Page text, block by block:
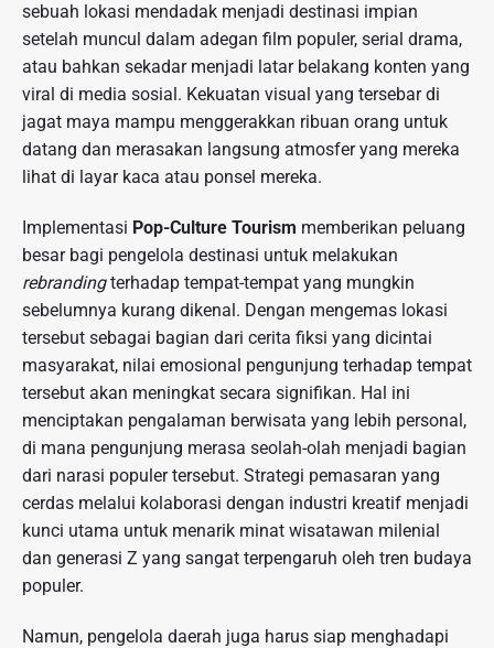
sebuah lokasi mendadak menjadi destinasi impian
setelah muncul dalam adegan film populer, serial drama,
atau bahkan sekadar menjadi latar belakang konten yang
viral di media sosial. Kekuatan visual yang tersebar di
jagat maya mampu menggerakkan ribuan orang untuk
datang dan merasakan langsung atmosfer yang mereka
lihat di layar kaca atau ponsel mereka.
Implementasi Pop-Culture Tourism memberikan peluang
besar bagi pengelola destinasi untuk melakukan
rebrandingterhadap tempat-tempat yang mungkin
sebelumnya kurang dikenal. Dengan mengemas lokasi
tersebut sebagai bagian dari cerita fiksi yang dicintai
masyarakat, nilai emosional pengunjung terhadap tempat
tersebut akan meningkat secara signifikan. Hal ini
menciptakan pengalaman berwisata yang lebih personal,
di mana pengunjung merasa seolah-olah menjadi bagian
dari narasi populer tersebut. Strategi pemasaran yang
cerdas melalui kolaborasi dengan industri kreatif menjadi
kunci utama untuk menarik minat wisatawan milenial
dan generasi Z yang sangat terpengaruh oleh tren budaya
populer.
Namun, pengelola daerah juga harus siap menghadapi